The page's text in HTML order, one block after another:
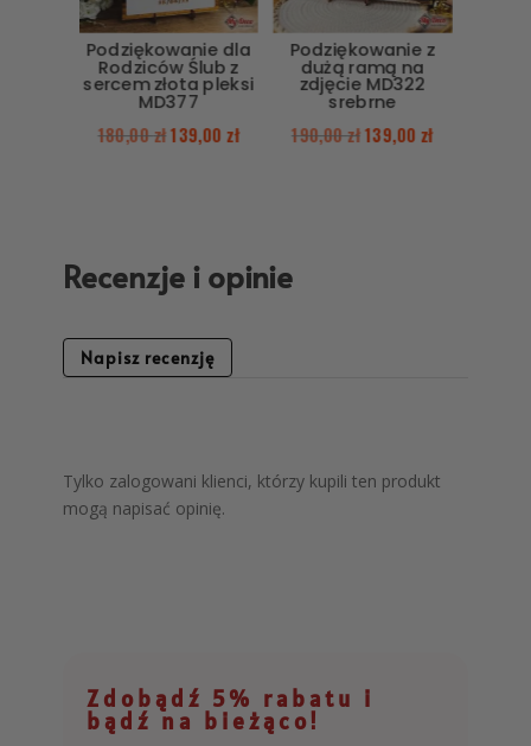
Podziękowanie dla
Rodziców Ślub z
sercem złota pleksi
MD377
180,00zł139,00 zł
Podziękowanie z
dużą ramą na
zdjęcie MD322
srebrne
190,00zł139,00 zł
Recenzje i opinie
Napisz recenzję
Tylko zalogowani klienci, którzy kupili ten produkt
mogą napisać opinię.
Zdobądź 5% rabatu i
bądź na bieżąco!